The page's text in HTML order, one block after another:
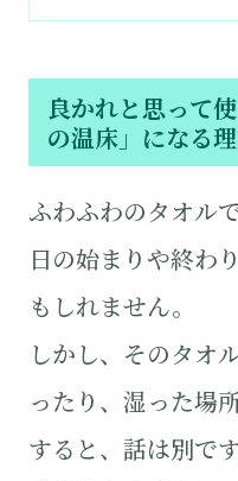
良かれと思って
の温床」になる
ふわふわのタオル
日の始まりや終わ
もしれません。
しかし、そのタオ
ったり、湿った場
すると、話は別です